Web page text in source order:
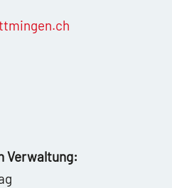
ng n ch
Verwaltung: